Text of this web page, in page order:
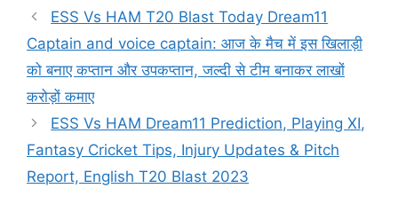
ESS Vs HAM T20 Blast Today Dream11
Captain and voice captain: आज के मैच में इस खिलाड़ी
को बनाए कप्तान और उपकप्तान, जल्दी से टीम बनाकर लाखों
करोड़ों कमाए
ESS Vs HAM Dream11 Prediction, Playing XI,
Fantasy Cricket Tips, Injury Updates & Pitch
Report, English T20 Blast 2023